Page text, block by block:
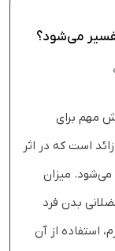
می‌شود؟
مهم برای
است که در اثر
می‌شود. میزان
بدن فرد
استفاده از آن